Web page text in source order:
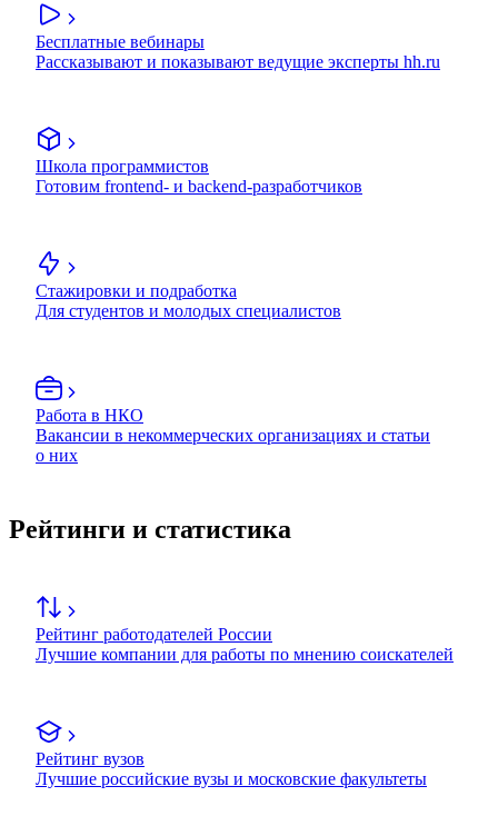
Бесплатные вебинары
Рассказывают и показывают ведущие эксперты hh.ru
Школа программистов
Готовим frontend- и backend-разработчиков
Стажировки и подработка
Для студентов и молодых специалистов
Работа в НКО
Вакансии в некоммерческих организациях и статьи
о них
Рейтинги и статистика
Рейтинг работодателей России
Лучшие компании для работы по мнению соискателей
Рейтинг вузов
Лучшие российские вузы и московские факультеты